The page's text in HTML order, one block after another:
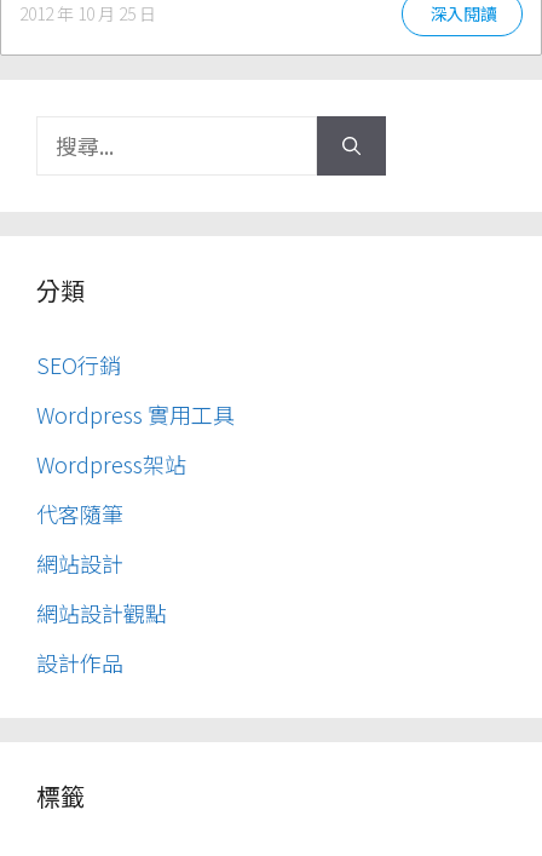
2012 年 10 月 25 日 深入閱讀
分類
SEO行銷
Wordpress 實用工具
Wordpress架站
代客隨筆
網站設計
網站設計觀點
設計作品
標籤